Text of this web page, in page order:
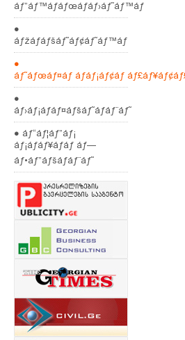
áƒ”áƒ™áƒáƒœáƒáƒ›áƒ˜áƒ™áƒ
●
áƒžáƒáƒšáƒ˜áƒ¢áƒ˜áƒ™áƒ
●
áƒ˜áƒœáƒ¤áƒ áƒáƒ¡áƒ¢áƒ
●
áƒ›áƒ¡áƒáƒ¤áƒšáƒ˜áƒáƒ¨áƒ˜
● áƒ“áƒ¦áƒ”áƒ¡
áƒ¡áƒáƒ¥áƒáƒ áƒ—
áƒ•áƒ”áƒšáƒáƒ¨áƒ˜